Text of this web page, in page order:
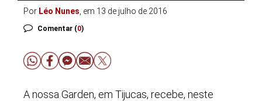
Por Léo Nunes , em 13 de julho de 2016
Comentar (0)
A nossa Garden, em Tijucas, recebe, neste